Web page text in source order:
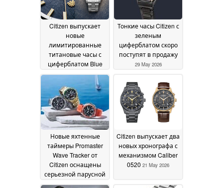
Citizen выпускает
новые
лимитированные
титановые часы с
циферблатом Blue
Washi04 June 2026
Тонкие часы Citizen с
зеленым
циферблатом скоро
поступят в продажу
29 May 2026
Новые яхтенные
таймеры Promaster
Wave Tracker от
Citizen оснащены
серьезной парусной
техникой22 May 2026
Citizen выпускает два
новых хронографа с
механизмом Caliber
0520 21 May 2026